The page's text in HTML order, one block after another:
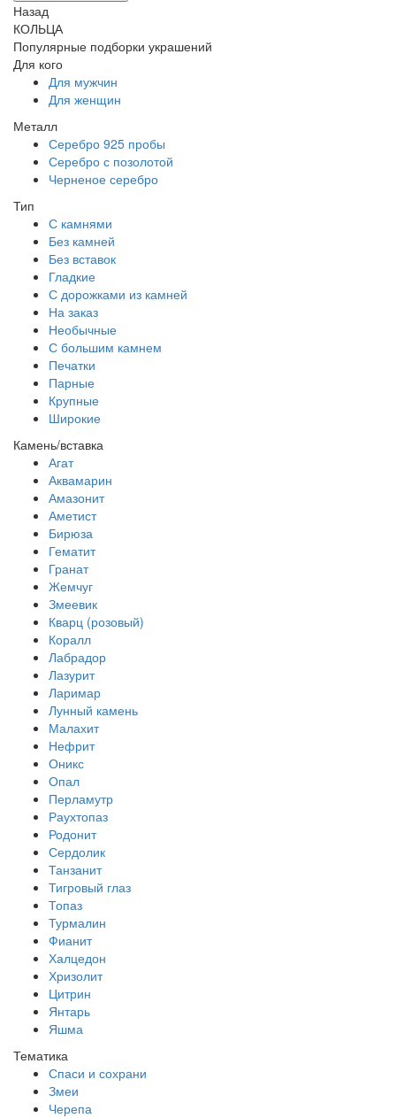
Назад
КОЛЬЦА
Популярные подборки украшений
Для кого
Для мужчин
Для женщин
Металл
Серебро 925 пробы
Серебро с позолотой
Черненое серебро
Тип
С камнями
Без камней
Без вставок
Гладкие
С дорожками из камней
На заказ
Необычные
С большим камнем
Печатки
Парные
Крупные
Широкие
Камень/вставка
Агат
Аквамарин
Амазонит
Аметист
Бирюза
Гематит
Гранат
Жемчуг
Змеевик
Кварц (розовый)
Коралл
Лабрадор
Лазурит
Ларимар
Лунный камень
Малахит
Нефрит
Оникс
Опал
Перламутр
Раухтопаз
Родонит
Сердолик
Танзанит
Тигровый глаз
Топаз
Турмалин
Фианит
Халцедон
Хризолит
Цитрин
Янтарь
Яшма
Тематика
Спаси и сохрани
Змеи
Черепа